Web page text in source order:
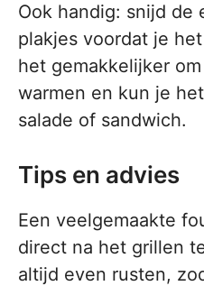
Ook handig: snijd de
plakjes voordat je
het gemakkelijker
warmen en kun je
salade of sandwich.
Tips en advies
Een veelgemaakte
direct na het grillen
altijd even rusten,